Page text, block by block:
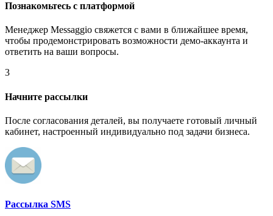
Познакомьтесь с платформой
Менеджер Messaggio свяжется с вами в ближайшее время,
чтобы продемонстрировать возможности демо-аккаунта и
ответить на ваши вопросы.
3
Начните рассылки
После согласования деталей, вы получаете готовый личный
кабинет, настроенный индивидуально под задачи бизнеса.
Рассылка SMS